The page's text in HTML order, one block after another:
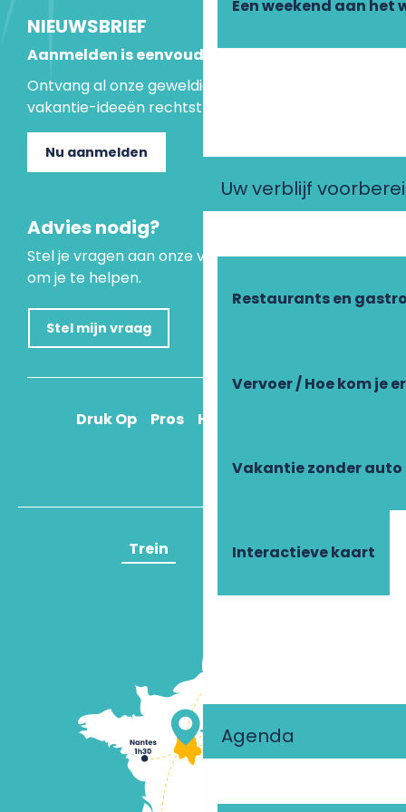
Een weekend aan het
Uw verblijf
Restaurants en
Vervoer / Hoe kom je
Vakantie zonder auto
Interactieve kaart
Agenda
NIEUWSBRIEF
Aanmelden is eenvoudig
Ontvang al onze geweldige aanbiedingen en
vakantie-ideeën rechtstreeks in je inbox.
Nu aanmelden
Advies nodig?
Stel je vragen aan onze virtuele assistent, die er is
om je te helpen.
Stel mijn vraag
Druk Op Pros Hoe kom ik daar?
Trein Vliegtuig